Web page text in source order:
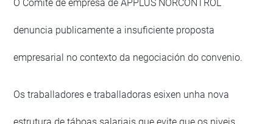
O Comité de empresa de APPLUS NORCONTROL
denuncia publicamente a insuficiente proposta
empresarial no contexto da negociación do convenio.
Os traballadores e traballadoras esixen unha nova